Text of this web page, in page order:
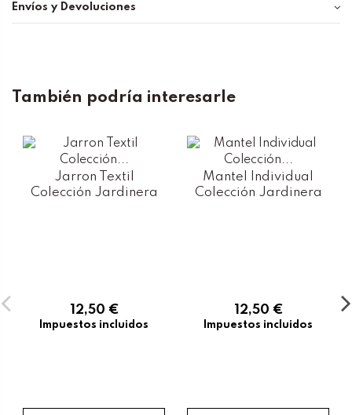
Envíos y Devoluciones
También podría interesarle
Jarron Textil
Colección Jardinera
12,50 €
Impuestos incluidos
Mantel Individual
Colección Jardinera
12,50 €
Impuestos incluidos